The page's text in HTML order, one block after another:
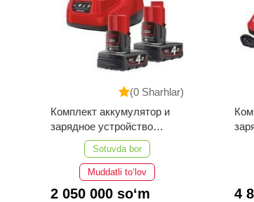
(0 Sharhlar)
Комплект аккумулятор и
зарядное устройство
MILWAUKEE M12 NRG-402
4933459211
Sotuvda bor
Muddatli to‘lov
2 050 000 so‘m 4